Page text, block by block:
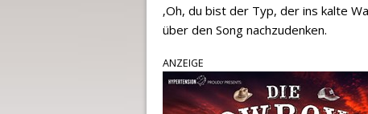
‚Oh, du bist der Typ, der ins kalte
über den Song nachzudenken.
ANZEIGE